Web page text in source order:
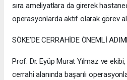
sıra ameliyatlara da girerek
operasyonlarda aktif olarak görev
SÖKE’DE CERRAHİDE ÖNEMLİ
Prof. Dr. Eyüp Murat Yılmaz ve
cerrahi alanında başarılı